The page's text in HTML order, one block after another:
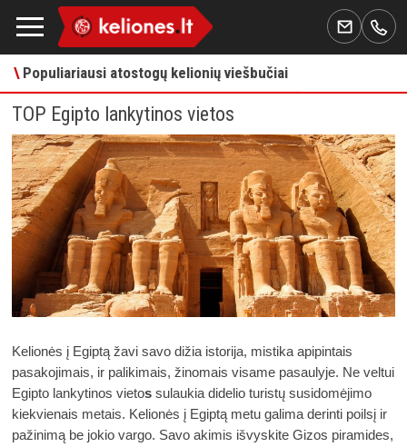
\Populiariausi atostogų kelionių viešbučiai
TOP Egipto lankytinos vietos
Kelionės į Egiptą žavi savo dižia istorija, mistika apipintais
pasakojimais, ir palikimais, žinomais visame pasaulyje. Ne veltui
Egipto lankytinos vietos sulaukia didelio turistų susidomėjimo
kiekvienais metais. Kelionės į Egiptą metu galima derinti poilsį ir
pažinimą be jokio vargo. Savo akimis išvyskite Gizos piramides,